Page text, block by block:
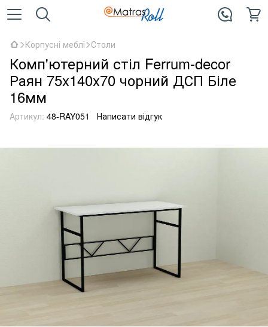
Корпусні меблі Столи
Комп'ютерний стіл Ferrum-decor
Раян 75x140x70 чорний ДСП Біле
16мм
Артикул: 48-RAY051 Написати відгук